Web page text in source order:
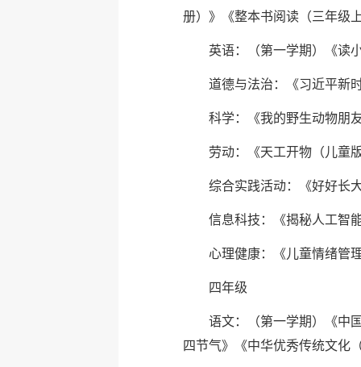
册）》《整本书阅读（三年级
英语：（第一学期）《读
道德与法治：《习近平新
科学：《我的野生动物朋
劳动：《天工开物（儿童
综合实践活动：《好好长
信息科技：《揭秘人工智
心理健康：《儿童情绪管
四年级
语文：（第一学期）《中
四节气》《中华优秀传统文化